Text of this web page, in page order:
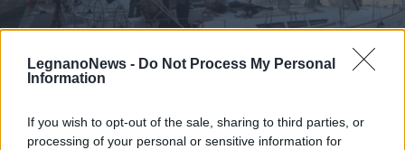
LegnanoNews - Do Not Process My Personal
Information
If you wish to opt-out of the sale, sharing to third parties, or
processing of your personal or sensitive information for